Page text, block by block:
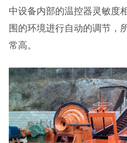
中设备内部的温控器灵敏度
围的环境进行自动的调节，
常高。